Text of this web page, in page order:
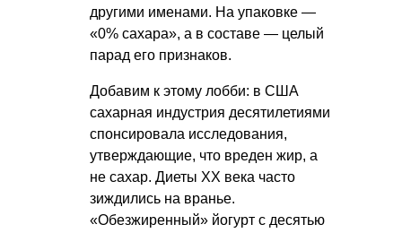
другими именами. На упаковке —
«0% сахара», а в составе — целый
парад его признаков.
Добавим к этому лобби: в США
сахарная индустрия десятилетиями
спонсировала исследования,
утверждающие, что вреден жир, а
не сахар. Диеты XX века часто
зиждились на вранье.
«Обезжиренный» йогурт с десятью